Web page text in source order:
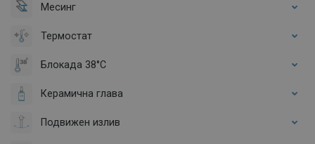
Месинг
Термостат
Блокада 38°C
Керамична глава
Подвижен излив